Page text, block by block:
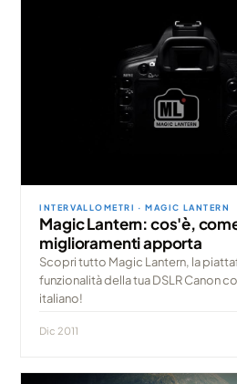
INTERVALLOMETRI · MAGIC LANTERN
Magic Lantern: cos'è,
miglioramenti apporta
Scopri tutto Magic Lantern, la
funzionalità della tua DSLR Canon
italiano!
Dic 2011